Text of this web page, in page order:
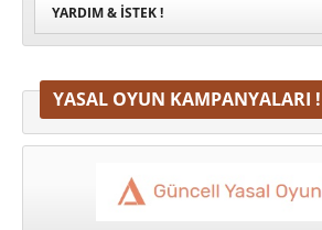
YARDIM & İSTEK !
YASAL OYUN KAMPANYALARI !